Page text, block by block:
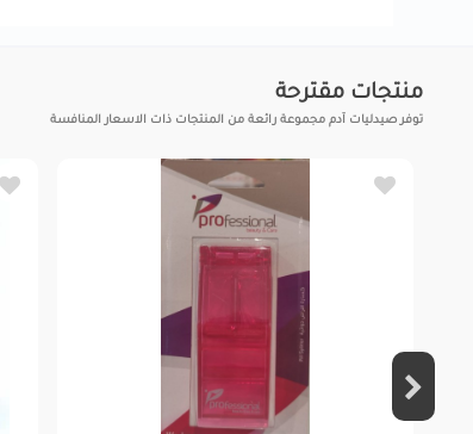
منتجات مقترحة
توفر صيدليات آدم مجموعة رائعة من المنتجات ذات الاسعار المنافسة